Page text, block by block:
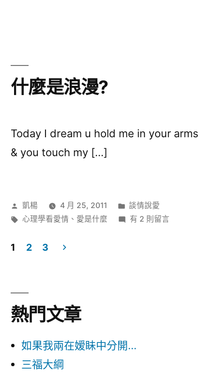
什麼是浪漫?
Today I dream u hold me in your arms
& you touch my […]
作
者:
凱楊 4 月 25, 2011
分
類:
談情說愛
標
心理學看愛情 、 愛是什麼
在
有 2 則留言
章
導
1 2 3
熱門文章
如果我兩在嫒眛中分開...
三福大綱